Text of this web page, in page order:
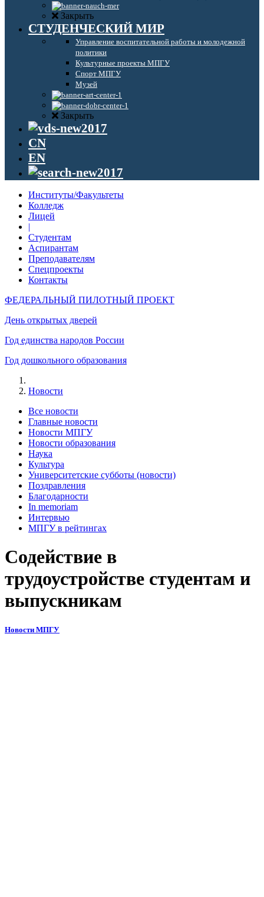
Закрыть
СТУДЕНЧЕСКИЙ МИР
Управление воспитательной работы и молодежной
политики
Культурные проекты МПГУ
Спорт МПГУ
Музей
Закрыть
CN
EN
Институты/Факультеты
Колледж
Лицей
|
Студентам
Аспирантам
Преподавателям
Спецпроекты
Контакты
ФЕДЕРАЛЬНЫЙ ПИЛОТНЫЙ ПРОЕКТ
День открытых дверей
Год единства народов России
Год дошкольного образования
Новости
Все новости
Главные новости
Новости МПГУ
Новости образования
Наука
Культура
Университетские субботы (новости)
Поздравления
Благодарности
In memoriam
Интервью
МПГУ в рейтингах
Содействие в
трудоустройстве студентам и
выпускникам
Новости МПГУ